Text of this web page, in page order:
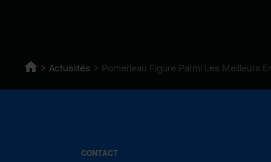
Actualités Pomerleau Figure Parmi Les Meilleurs
CONTACT